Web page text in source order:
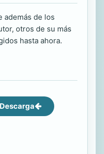
además de los
otros de su más
hasta ahora.